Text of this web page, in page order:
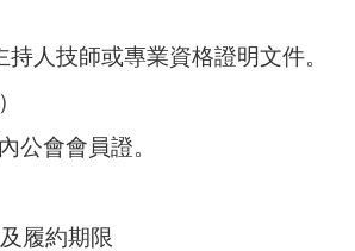
人技師或專業資格證明文件。
公會會員證。
履約期限